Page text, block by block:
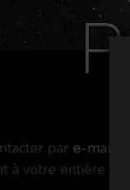
par e-mail
à votre entière